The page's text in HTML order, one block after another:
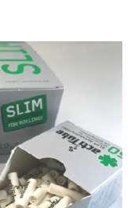
ActiTube SLIM